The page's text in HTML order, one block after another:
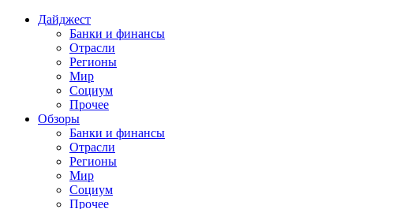
Дайджест
Банки и финансы
Отрасли
Регионы
Мир
Социум
Прочее
Обзоры
Банки и финансы
Отрасли
Регионы
Мир
Социум
Прочее